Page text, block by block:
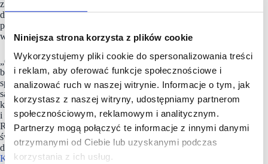
Niniejsza strona korzysta z plików cookie
Wykorzystujemy pliki cookie do spersonalizowania treści
i reklam, aby oferować funkcje społecznościowe i
analizować ruch w naszej witrynie. Informacje o tym, jak
korzystasz z naszej witryny, udostępniamy partnerom
społecznościowym, reklamowym i analitycznym.
Partnerzy mogą połączyć te informacje z innymi danymi
otrzymanymi od Ciebie lub uzyskanymi podczas
korzystania z ich usług.
z liderów rynku, Komputronik skutecznie dostosowuje się
do zmian rynkowych, inwestując w nowe technologie,
poprawę doświadczeń zakupowych klientów oraz rozwój
współpracy z dostawcami.
„Cieszę się, że przekonałem do swojej wizji i strategii
biznesowej przedsiębiorców, którzy doskonale rozumieją
specyfikę rynku i charakter naszej działalności. Mówimy tym
samym językiem i biznesowo patrzymy w tym samym
kierunku, co otwiera przed nami wiele wspólnych możliwości
i szans. Wracamy na ścieżkę wzrostu i dynamicznego rozwoju.
Rodzina zachowuje kontrolę nad firmą, jednocześnie zyskuje
świetnych partnerów, którzy będą wspierać nas w drodze
do sukcesu” – mówi Wojciech Buczkowski, prezes
Komputronik S.A.